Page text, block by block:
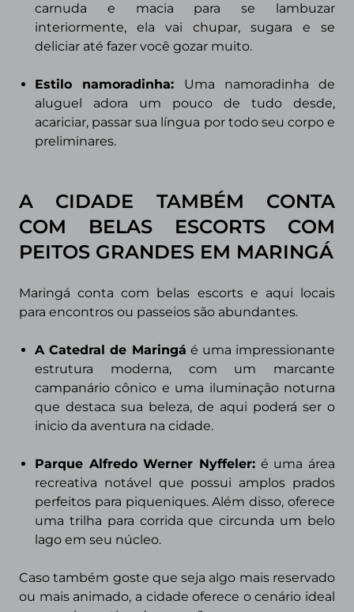
carnuda e macia para se lambuzar
interiormente, ela vai chupar, sugara e se
deliciar até fazer você gozar muito.
Estilo namoradinha: Uma namoradinha de
aluguel adora um pouco de tudo desde,
acariciar, passar sua língua por todo seu corpo e
preliminares.
A CIDADE TAMBÉM CONTA
COM BELAS ESCORTS COM
PEITOS GRANDES EM MARINGÁ
Maringá conta com belas escorts e aqui locais
para encontros ou passeios são abundantes.
A Catedral de Maringá é uma impressionante
estrutura moderna, com um marcante
campanário cônico e uma iluminação noturna
que destaca sua beleza, de aqui poderá ser o
inicio da aventura na cidade.
Parque Alfredo Werner Nyffeler: é uma área
recreativa notável que possui amplos prados
perfeitos para piqueniques. Além disso, oferece
uma trilha para corrida que circunda um belo
lago em seu núcleo.
Caso também goste que seja algo mais reservado
ou mais animado, a cidade oferece o cenário ideal